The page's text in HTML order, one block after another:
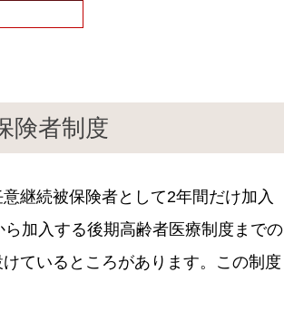
険者制度
継続被保険者として2年間だけ加入
加入する後期高齢者医療制度までの
ているところがあります。この制度